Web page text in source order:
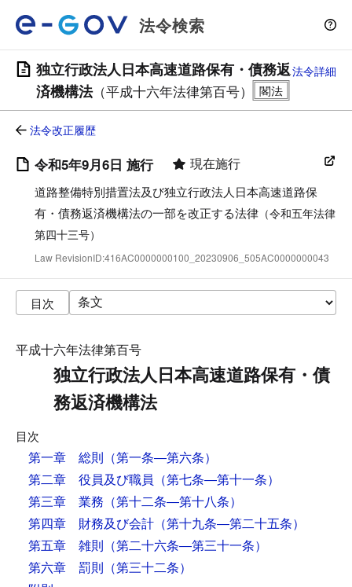
法令検索
独立行政法人日本高速道路保有・債務返
済機構法（平成十六年法律第百号）
法令詳細
法令改正履歴
令和5年9月6日 施行 現在施行
道路整備特別措置法及び独立行政法人日本高速道路保
有・債務返済機構法の一部を改正する法律 （令和五年法律
第四十三号）
Law RevisionID:416AC0000000100_20230906_505AC0000000043
目次
平成十六年法律第百号
独立行政法人日本高速道路保有・債
務返済機構法
目次
第一章 総則 （第一条―第六条）
第二章 役員及び職員 （第七条―第十一条）
第三章 業務 （第十二条―第十八条）
第四章 財務及び会計 （第十九条―第二十五条）
第五章 雑則 （第二十六条―第三十一条）
第六章 罰則 （第三十二条）